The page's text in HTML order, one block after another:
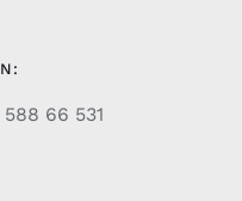
66 531